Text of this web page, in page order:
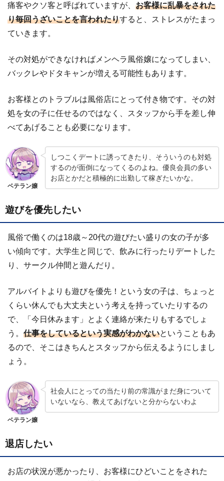
痛客やクソ客と呼ばれていますが、 お客様に乱暴をされた
り毎回うざいことを言われたりすると、ストレスがたまっ
ていきます。
その対処ができなければメンヘラ風俗嬢になってしまい、
バックレやドタキャンが増える可能性もあります。
お客様とのトラブルは風俗店にとって付き物です。その対
処を女の子に任せるのではなく、スタッフから手を差し伸
べてあげることも必要になります。
ベテラン嬢
しつこくデートに誘ってきたり、そういうのも対処
するのが面倒になってくるのよね。優良会員の多い
お店とかだと積極的に出勤して稼ぎたいかな。
遊びを優先したい
風俗で働くのは18歳～20代の遊びたい盛りの女の子が多
い傾向です。大学生と同じで、飲みに行ったりデートした
り、サークル仲間と遊んだり。
アルバイトよりも遊びを優先！という女の子は、ちょっと
くらい休んでも大丈夫という考えを持っていたりするの
で、「今日休みます」とよく連絡が来たりもするでしょ
う。 仕事をしているという実感がわかないということもあ
るので、そこはきちんとスタッフから伝えるようにしまし
ょう。
ベテラン嬢
社会人にとっての当たり前の常識がまだ身について
いないなら、教えてあげないと分からないわよ
退店したい
お店の状況が悪かったり、お客様にひどいことをされた